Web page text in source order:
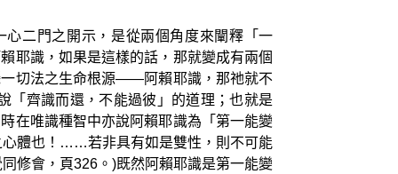
二門之開示，是從兩個角度來闡釋「一
耶識，如果是這樣的話，那就變成有兩個
一切法之生命根源——阿賴耶識，那祂就不
「齊識而還，不能過彼」的道理；也就是
在唯識種智中亦說阿賴耶識為「第一能變
心體也！……若非具有如是雙性，則不可能
修會，頁326。)既然阿賴耶識是第一能變